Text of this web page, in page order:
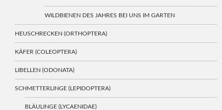
WILDBIENEN DES JAHRES BEI UNS IM GARTEN
HEUSCHRECKEN (ORTHOPTERA)
KÄFER (COLEOPTERA)
LIBELLEN (ODONATA)
SCHMETTERLINGE (LEPIDOPTERA)
BLÄULINGE (LYCAENIDAE)